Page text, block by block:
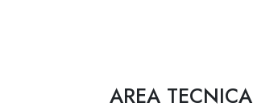
AREA TECNICA